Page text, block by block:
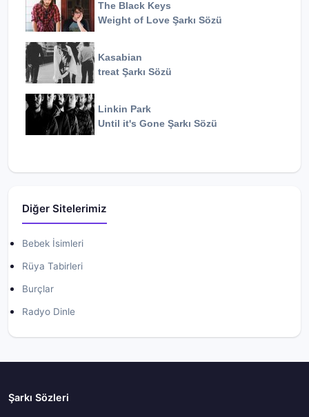
The Black Keys
Weight of Love Şarkı Sözü
Kasabian
treat Şarkı Sözü
Linkin Park
Until it's Gone Şarkı Sözü
Diğer Sitelerimiz
Bebek İsimleri
Rüya Tabirleri
Burçlar
Radyo Dinle
Şarkı Sözleri